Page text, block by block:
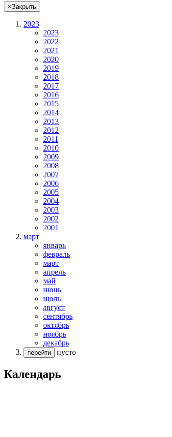
×Закрыть
2023
2023
2022
2021
2020
2019
2018
2017
2016
2015
2014
2013
2012
2011
2010
2009
2008
2007
2006
2005
2004
2003
2002
2001
март
январь
февраль
март
апрель
май
июнь
июль
август
сентябрь
октябрь
ноябрь
декабрь
перейти пусто
Календарь